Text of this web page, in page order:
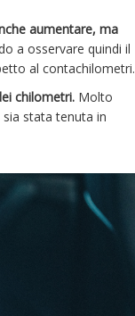
aumentare, ma
a osservare quindi il
al contachilometri.
chilometri. Molto
stata tenuta in